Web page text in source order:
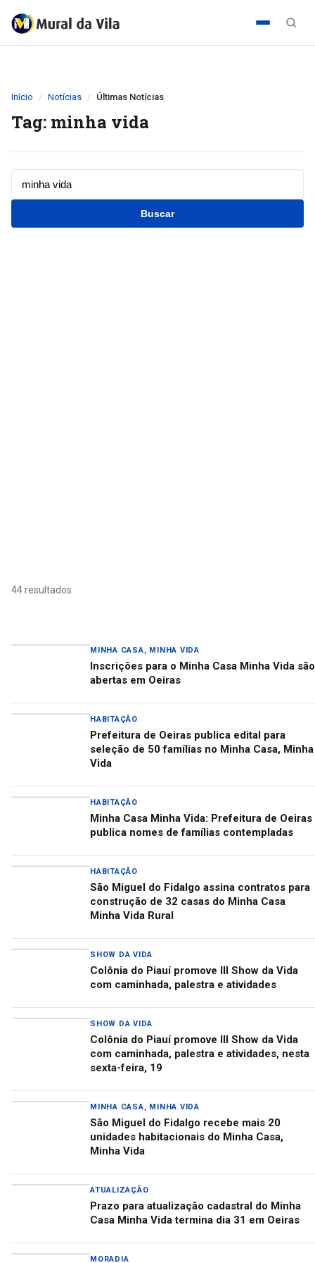
Início Notícias Últimas Notícias
Tag: minha vida
Buscar
44 resultados
MINHA CASA, MINHA VIDA
Inscrições para o Minha Casa Minha Vida são
abertas em Oeiras
HABITAÇÃO
Prefeitura de Oeiras publica edital para
seleção de 50 famílias no Minha Casa, Minha
Vida
HABITAÇÃO
Minha Casa Minha Vida: Prefeitura de Oeiras
publica nomes de famílias contempladas
HABITAÇÃO
São Miguel do Fidalgo assina contratos para
construção de 32 casas do Minha Casa
Minha Vida Rural
SHOW DA VIDA
Colônia do Piauí promove III Show da Vida
com caminhada, palestra e atividades
SHOW DA VIDA
Colônia do Piauí promove III Show da Vida
com caminhada, palestra e atividades, nesta
sexta-feira, 19
MINHA CASA, MINHA VIDA
São Miguel do Fidalgo recebe mais 20
unidades habitacionais do Minha Casa,
Minha Vida
ATUALIZAÇÃO
Prazo para atualização cadastral do Minha
Casa Minha Vida termina dia 31 em Oeiras
MORADIA